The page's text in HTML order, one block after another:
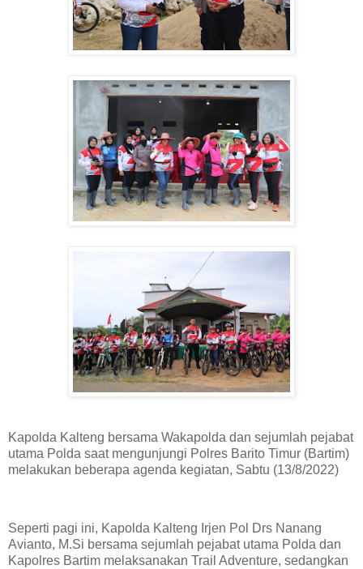
Kapolda Kalteng bersama Wakapolda dan sejumlah pejabat
utama Polda saat mengunjungi Polres Barito Timur (Bartim)
melakukan beberapa agenda kegiatan, Sabtu (13/8/2022)
Seperti pagi ini, Kapolda Kalteng Irjen Pol Drs Nanang
Avianto, M.Si bersama sejumlah pejabat utama Polda dan
Kapolres Bartim melaksanakan Trail Adventure, sedangkan